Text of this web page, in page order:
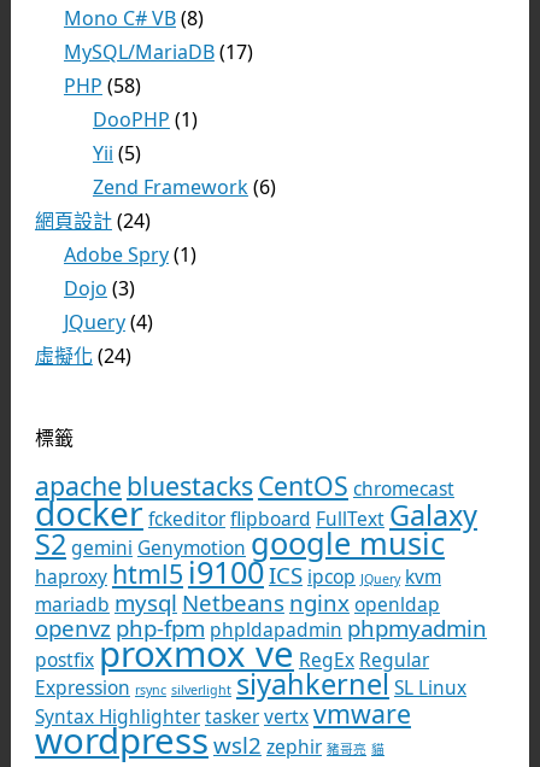
Mono C# VB(8)
MySQL/MariaDB(17)
PHP (58)
DooPHP (1)
Yii (5)
Zend Framework(6)
網頁設計(24)
Adobe Spry(1)
Dojo (3)
JQuery(4)
虛擬化(24)
標籤
apache bluestacksCentOS chromecast
dockerfckeditorflipboard FullText Galaxy
S2gemini Genymotion google music
haproxy html5 i9100ICS ipcop JQuery kvm
mariadb mysql Netbeans nginxopenldap
openvz php-fpm phpldapadmin phpmyadmin
postfixproxmox ve RegEx Regular
Expression rsync silverlight siyahkernelSL Linux
Syntax Highlightertaskervertxvmware
wordpresswsl2 zephir 豬哥亮 貓